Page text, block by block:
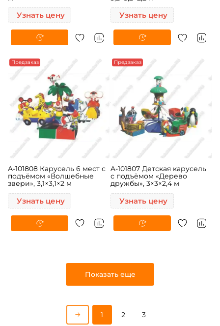
Узнать цену Узнать цену
Предзаказ
A-101808 Карусель 6 мест с
подъёмом «Волшебные
звери», 3,1×3,1×2 м
Узнать цену
Предзаказ
A-101807 Детская карусель
с подъёмом «Дерево
дружбы», 3×3×2,4 м
Узнать цену
Показать еще
1 2 3